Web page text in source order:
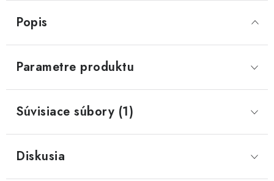
Popis
Parametre produktu
Súvisiace súbory (1)
Diskusia